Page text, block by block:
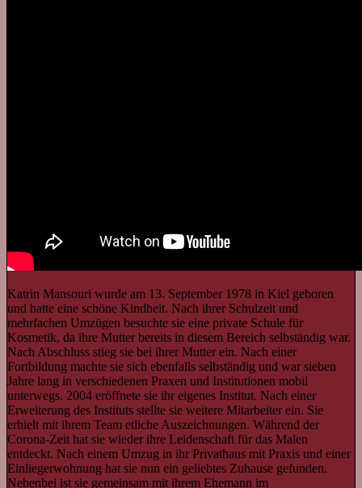
Katrin Mansouri wurde am 13. September 1978 in Kiel geboren
und hatte eine schöne Kindheit. Nach ihrer Schulzeit und
mehrfachen Umzügen besuchte sie eine private Schule für
Kosmetik, da ihre Mutter bereits in diesem Bereich selbständig war.
Nach Abschluss stieg sie bei ihrer Mutter ein. Nach einer
Fortbildung machte sie sich ebenfalls selbständig und war sieben
Jahre lang in verschiedenen Praxen und Institutionen mobil
unterwegs. 2004 eröffnete sie ihr eigenes Institut. Nach einer
Erweiterung des Instituts stellte sie weitere Mitarbeiter ein. Sie
erhielt mit ihrem Team etliche Auszeichnungen. Während der
Corona-Zeit hat sie wieder ihre Leidenschaft für das Malen
entdeckt. Nach einem Umzug in ihr Privathaus mit Praxis und einer
Einliegerwohnung hat sie nun ein geliebtes Zuhause gefunden.
Nebenbei ist sie gemeinsam mit ihrem Ehemann im